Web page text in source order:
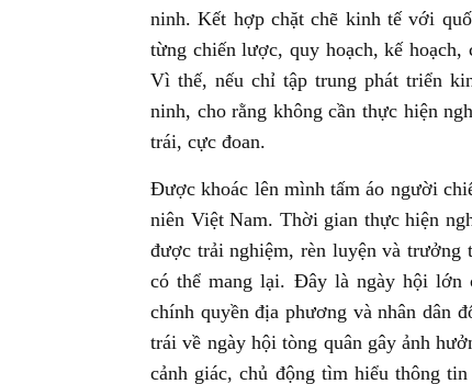
ninh. Kết hợp chặt chẽ kinh tế với
từng chiến lược, quy hoạch, kế
Vì thế, nếu chỉ tập trung phát triển
ninh, cho rằng không cần thực hiện
trái, cực đoan.
Được khoác lên mình tấm áo người
niên Việt Nam. Thời gian thực hiện
được trải nghiệm, rèn luyện và trưởng
có thể mang lại. Đây là ngày hội lớn
chính quyền địa phương và nhân dân
trái về ngày hội tòng quân gây ảnh
cảnh giác, chủ động tìm hiểu thông